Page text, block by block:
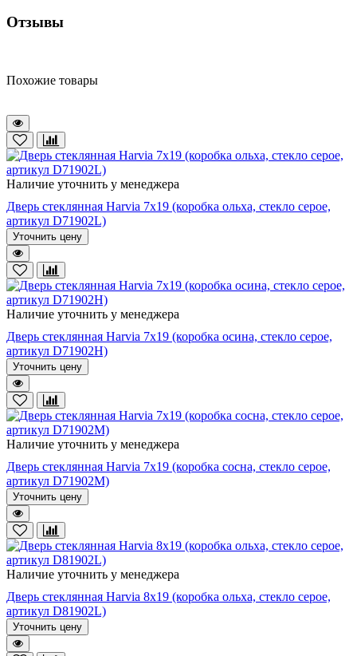
Отзывы
Похожие товары
Наличие уточнить у менеджера
Дверь стеклянная Harvia 7х19 (коробка ольха, стекло серое,
артикул D71902L)
Уточнить цену
Наличие уточнить у менеджера
Дверь стеклянная Harvia 7х19 (коробка осина, стекло серое,
артикул D71902H)
Уточнить цену
Наличие уточнить у менеджера
Дверь стеклянная Harvia 7х19 (коробка сосна, стекло серое,
артикул D71902M)
Уточнить цену
Наличие уточнить у менеджера
Дверь стеклянная Harvia 8х19 (коробка ольха, стекло серое,
артикул D81902L)
Уточнить цену